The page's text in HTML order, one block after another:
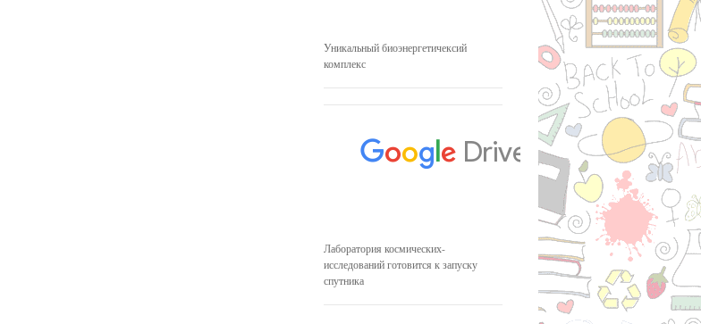
Уникальный биоэнергетичексий
комплекс
Лаборатория космических-
исследований готовится к запуску
спутника